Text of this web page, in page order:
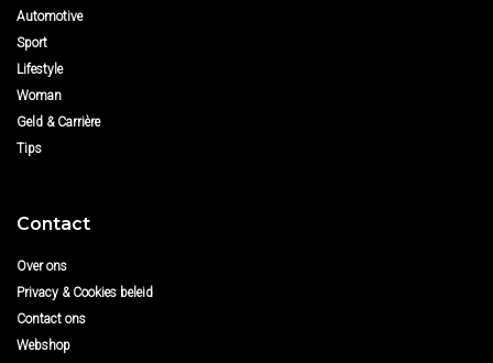
Automotive
Sport
Lifestyle
Woman
Geld & Carrière
Tips
Contact
Over ons
Privacy & Cookies beleid
Contact ons
Webshop